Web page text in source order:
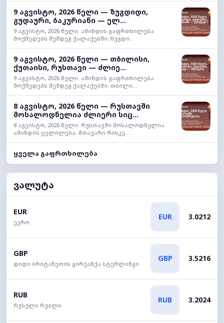
9 აგვისტო, 2026 წელი — ზუგდიდი,
გუდაური, ბაკურიანი — ელ...
9 აგვისტო, 2026 წელი. ამინდის გაფრთხილება
მოქმედებს შემდეგ ქალაქებში: ზუგდი...
9 აგვისტო, 2026 წელი — თბილისი,
ქუთაისი, რუსთავი — ძლიე...
9 აგვისტო, 2026 წელი. ამინდის გაფრთხილება
მოქმედებს შემდეგ ქალაქებში: თბილი...
8 აგვისტო, 2026 წელი — რუსთავში
მოსალოდნელია ძლიერი სიც...
8 აგვისტო, 2026 წელი. რუსთავში მოსალოდნელია
ამინდის ცვლილება. მთავარი რისკე...
ყველა გაფრთხილება
ვალუტა
EUR
ევრო
EUR 3.0212
GBP
დიდი ბრიტანეთის გირვანქა სტერლინგი
GBP 3.5216
RUB
რუსული რუბლი
RUB 3.2024